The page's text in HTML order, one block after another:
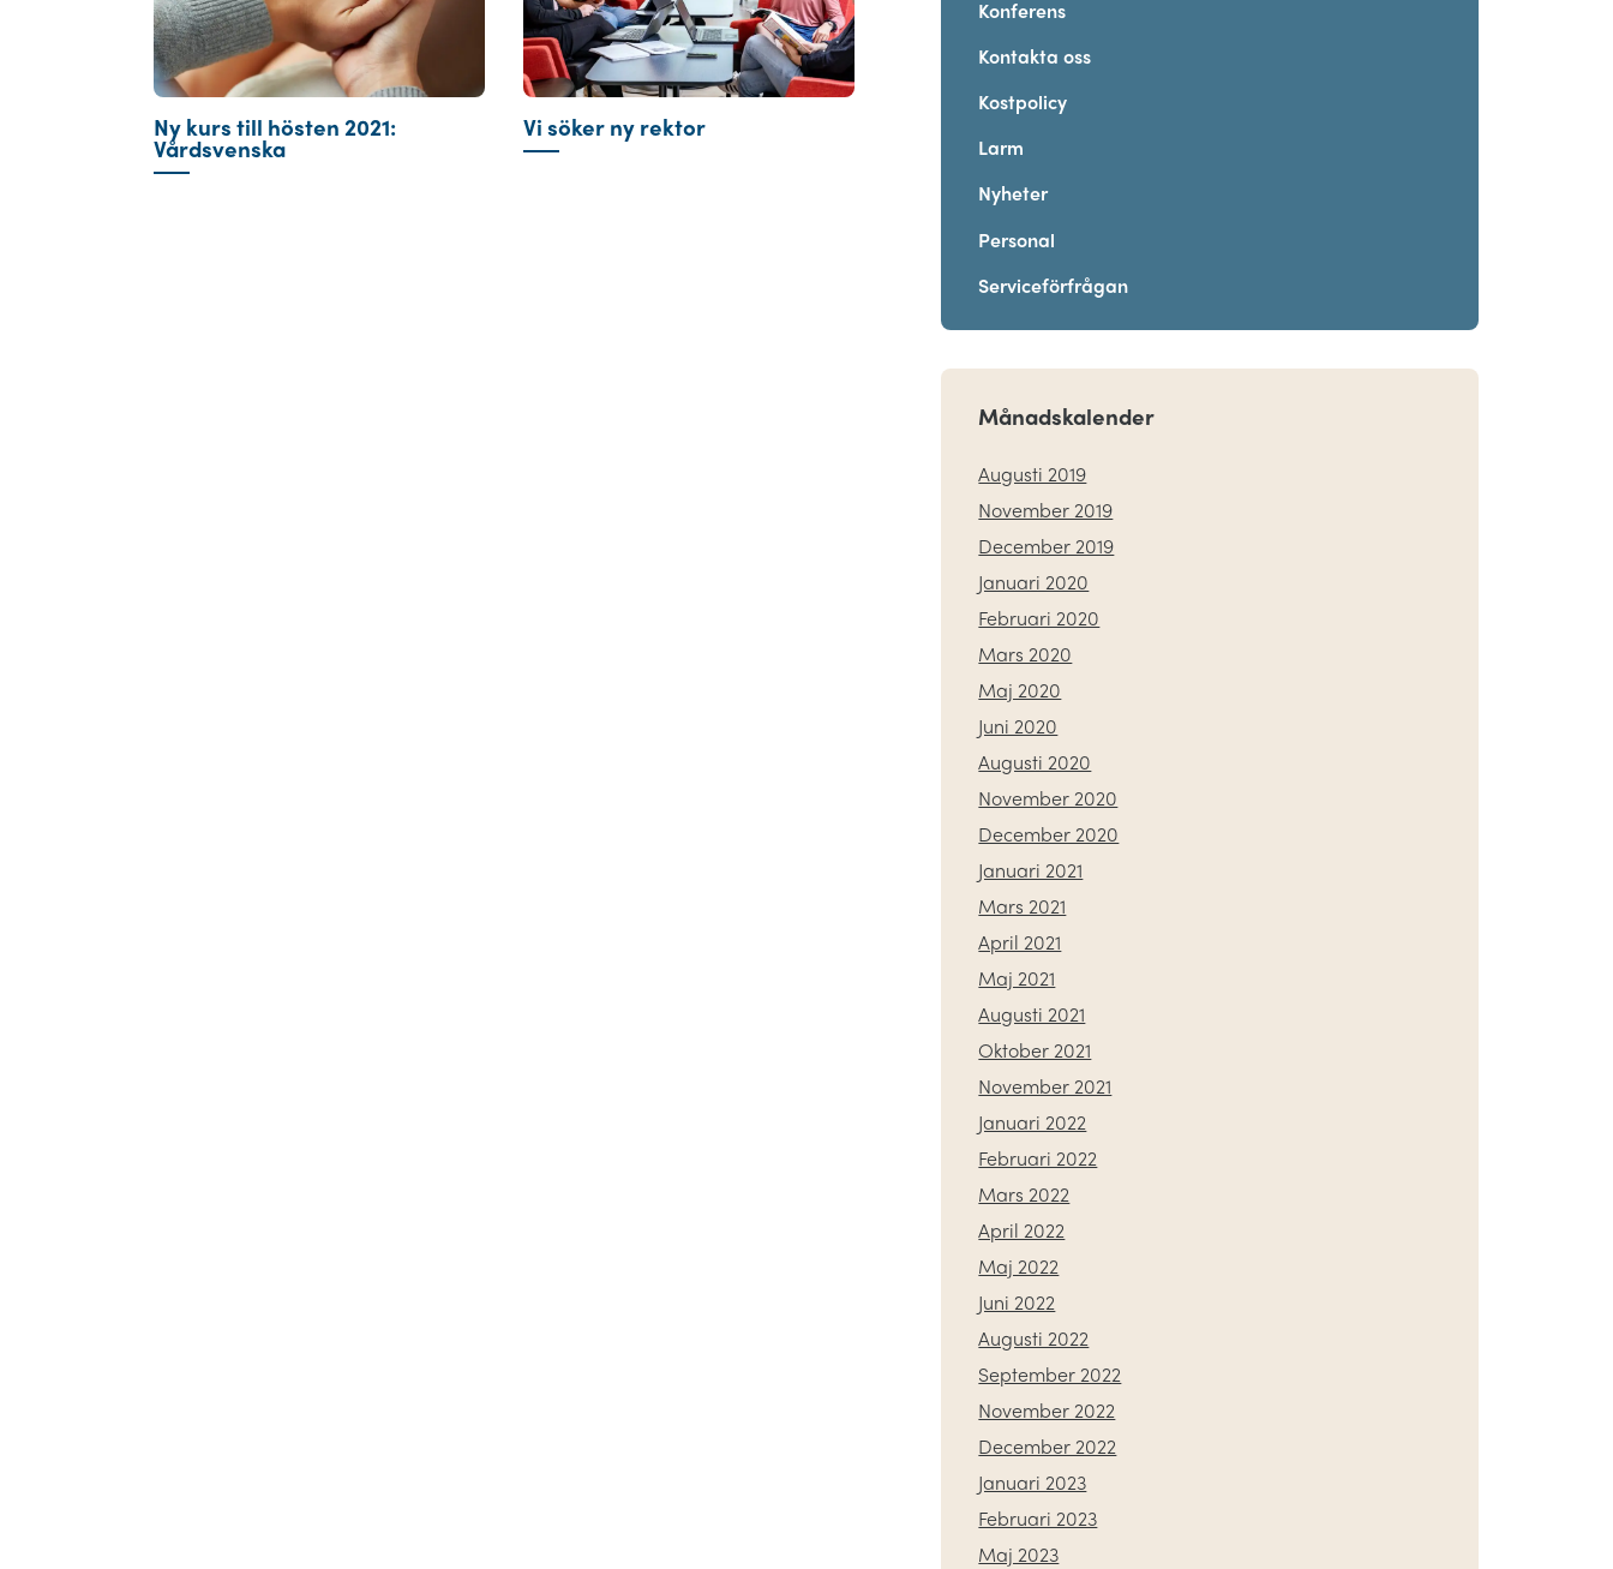
Ny kurs till hösten 2021:
Vårdsvenska
Vi söker ny rektor
Konferens
Kontakta oss
Kostpolicy
Larm
Nyheter
Personal
Serviceförfrågan
Månadskalender
Augusti 2019
November 2019
December 2019
Januari 2020
Februari 2020
Mars 2020
Maj 2020
Juni 2020
Augusti 2020
November 2020
December 2020
Januari 2021
Mars 2021
April 2021
Maj 2021
Augusti 2021
Oktober 2021
November 2021
Januari 2022
Februari 2022
Mars 2022
April 2022
Maj 2022
Juni 2022
Augusti 2022
September 2022
November 2022
December 2022
Januari 2023
Februari 2023
Maj 2023